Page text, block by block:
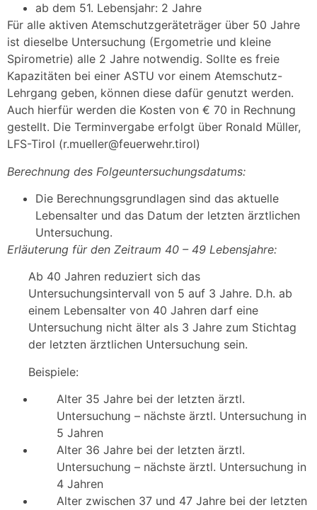
ab dem 51. Lebensjahr: 2 Jahre
Für alle aktiven Atemschutzgeräteträger über 50 Jahre
ist dieselbe Untersuchung (Ergometrie und kleine
Spirometrie) alle 2 Jahre notwendig. Sollte es freie
Kapazitäten bei einer ASTU vor einem Atemschutz-
Lehrgang geben, können diese dafür genutzt werden.
Auch hierfür werden die Kosten von € 70 in Rechnung
gestellt. Die Terminvergabe erfolgt über Ronald Müller,
LFS-Tirol (r.mueller@feuerwehr.tirol)
Berechnung des Folgeuntersuchungsdatums:
Die Berechnungsgrundlagen sind das aktuelle
Lebensalter und das Datum der letzten ärztlichen
Untersuchung.
Erläuterung für den Zeitraum 40 – 49 Lebensjahre:
Ab 40 Jahren reduziert sich das
Untersuchungsintervall von 5 auf 3 Jahre. D.h. ab
einem Lebensalter von 40 Jahren darf eine
Untersuchung nicht älter als 3 Jahre zum Stichtag
der letzten ärztlichen Untersuchung sein.
Beispiele:
Alter 35 Jahre bei der letzten ärztl.
Untersuchung – nächste ärztl. Untersuchung in
5 Jahren
Alter 36 Jahre bei der letzten ärztl.
Untersuchung – nächste ärztl. Untersuchung in
4 Jahren
Alter zwischen 37 und 47 Jahre bei der letzten